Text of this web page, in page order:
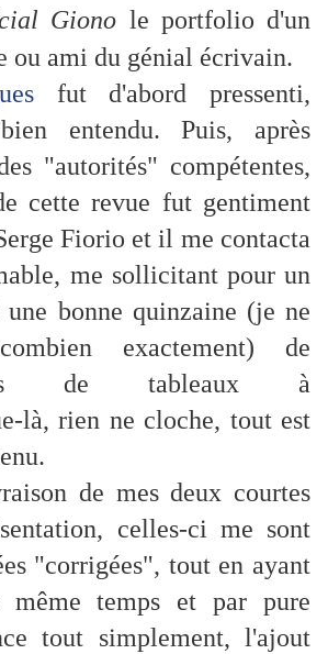
Giono le portfolio d'un
ou ami du génial écrivain.
fut d'abord pressenti,
entendu. Puis, après
"autorités" compétentes,
cette revue fut gentiment
Fiorio et il me contacta
me sollicitant pour un
bonne quinzaine (je ne
exactement) de
de tableaux à
là, rien ne cloche, tout est
de mes deux courtes
celles-ci me sont
"corrigées", tout en ayant
même temps et par pure
tout simplement, l'ajout